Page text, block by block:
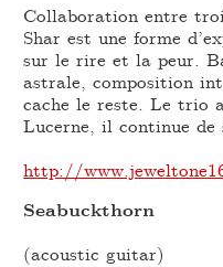
Collaboration entre
Shar est une forme
sur le rire et la peur.
astrale, composition
cache le reste. Le trio
Lucerne, il continue de
http://
Seabuckthorn
(acoustic guitar)